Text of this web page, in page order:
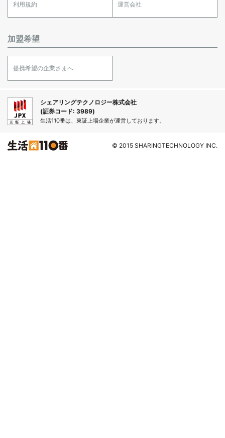
利用規約 運営会社
加盟希望
提携希望の企業さまへ
シェアリングテクノロジー株式会社
(証券コード: 3989)
生活110番は、東証上場企業が運営しております。
© 2015 SHARINGTECHNOLOGY INC.